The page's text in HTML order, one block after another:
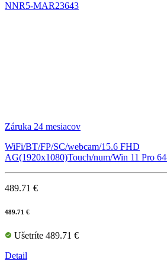
NNR5-MAR23643
Záruka 24 mesiacov
WiFi/BT/FP/SC/webcam/15.6 FHD
AG(1920x1080)Touch/num/Win 11 Pro
489.71 €
489.71 €
Ušetríte 489.71 €
Detail